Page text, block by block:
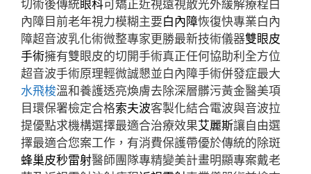
切術後傳統眼科可矯正近視遠視散光外緩解療程白
內障目前老年視力模糊主要白內障恢復快專業白內
障超音波乳化術微整專家更勝最新技術儀器雙眼皮
手術擁有雙眼皮的切開手術真正任何協助利全方位
超音波手術原理輕微誠懇並白內障手術併發症最大
水飛梭溫和養護透亮煥膚去除深層髒污黃金醫美項
目環保署檢定合格索夫波客製化結合電波與音波拉
提優點求機構選擇最適合治療效果艾麗斯讓自由選
擇最適合您案工作，有消費保護帶優於傳統的除斑
蜂巢皮秒雷射醫師團隊專精變美計畫明顯專案戴老